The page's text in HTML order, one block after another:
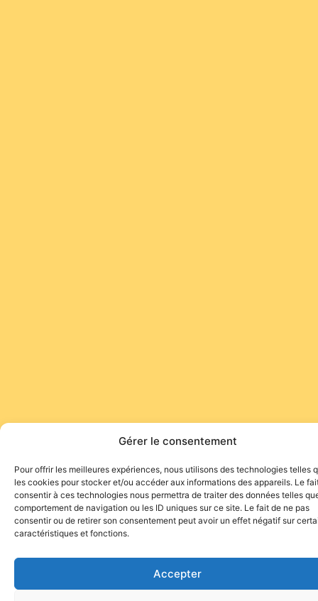
Gérer le consentement
Pour offrir les meilleures expériences, nous utilisons des technologies telles
les cookies pour stocker et/ou accéder aux informations des appareils. Le
consentir à ces technologies nous permettra de traiter des données telles
comportement de navigation ou les ID uniques sur ce site. Le fait de ne pas
consentir ou de retirer son consentement peut avoir un effet négatif sur
caractéristiques et fonctions.
Accepter